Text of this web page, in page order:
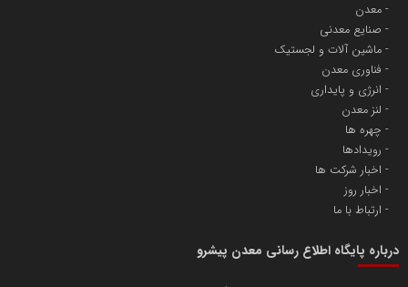
معدن
صنایع معدنی
ماشین آلات و لجستیک
فناوری معدن
انرژی و پایداری
لنز معدن
چهره ها
رویدادها
اخبار شرکت ها
اخبار روز
ارتباط با ما
درباره پایگاه اطلاع رسانی معدن پیشرو